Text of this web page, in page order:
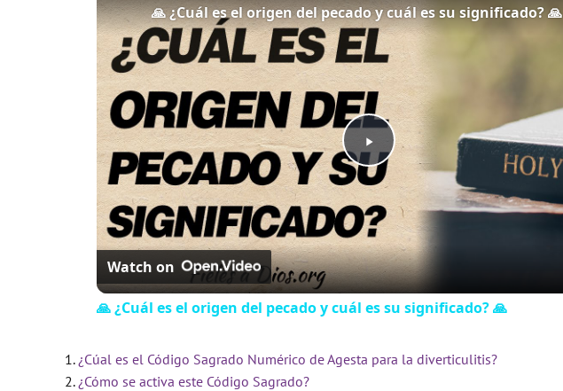
Play
Video
🙏 ¿Cuál es el origen del pecado y cuál es su significado? 🙏
Watch on
🙏 ¿Cuál es el origen del pecado y cuál es su significado? 🙏
¿Cúal es el Código Sagrado Numérico de Agesta para la diverticulitis?
¿Cómo se activa este Código Sagrado?